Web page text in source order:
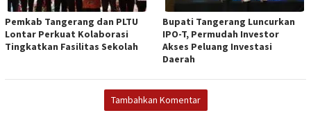
Pemkab Tangerang dan PLTU
Lontar Perkuat Kolaborasi
Tingkatkan Fasilitas Sekolah
Bupati Tangerang Luncurkan
IPO-T, Permudah Investor
Akses Peluang Investasi
Daerah
Tambahkan Komentar